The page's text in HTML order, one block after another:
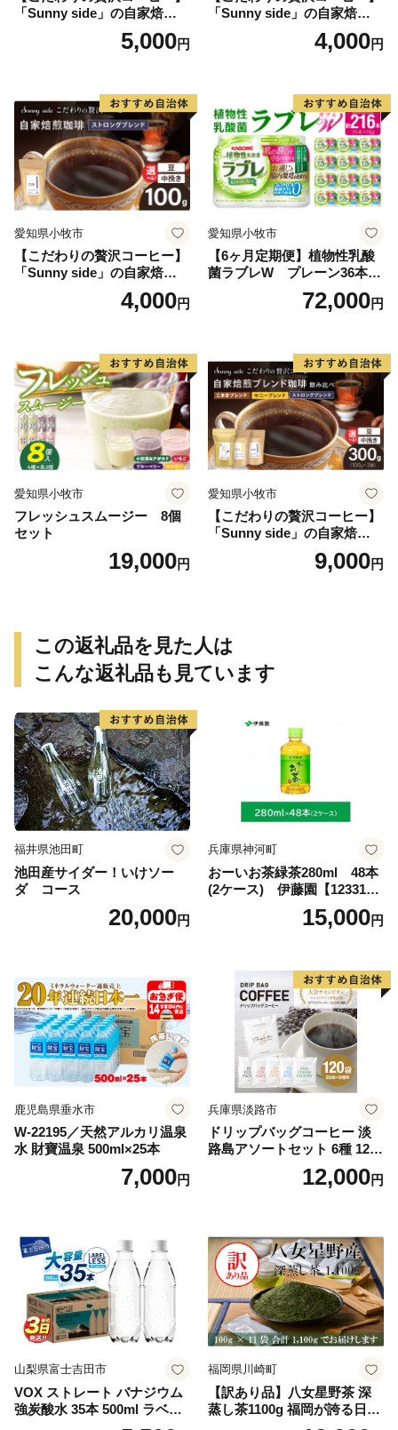
「Sunny side」の自家焙煎珈
琲こまきブレンド（100g）
5,000円
「Sunny side」の自家焙煎珈
琲サニーブレンド（100g）
4,000円
愛知県小牧市
【こだわりの贅沢コーヒー】
「Sunny side」の自家焙煎珈
琲ストロングブレンド（100
4,000円
愛知県小牧市
【6ヶ月定期便】植物性乳酸
菌ラブレW プレーン36本
72,000円
愛知県小牧市
フレッシュスムージー 8個
セット
19,000円
愛知県小牧市
【こだわりの贅沢コーヒー】
「Sunny side」の自家焙煎珈
琲ブレンド珈琲飲み比べセッ
9,000円
この返礼品を見た人は
こんな返礼品も見ています
福井県池田町
池田産サイダー！いけソー
ダ コース
20,000円
兵庫県神河町
おーいお茶緑茶280ml 48本
(2ケース) 伊藤園【123317
15,000円
鹿児島県垂水市
W-22195／天然アルカリ温泉
水 財寶温泉 500ml×25本
7,000円
兵庫県淡路市
ドリップバッグコーヒー 淡
路島アソートセット 6種 120
袋 飲み比べ コーヒー
12,000円
山梨県富士吉田市
VOX ストレート バナジウム
強炭酸水 35本 500ml ラベル
レス【富士吉田市限定カート
福岡県川崎町
【訳あり品】八女星野茶 深
蒸し茶1100g 福岡が誇る日本
茶_ 訳アリ 常温 お茶 茶袋 常